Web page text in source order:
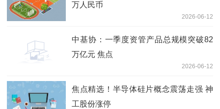
万人民币
2026-06-12
中基协：一季度资管产品总规模突破82
万亿元 焦点
2026-06-12
焦点精选！半导体硅片概念震荡走强 神
工股份涨停